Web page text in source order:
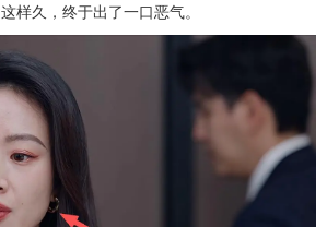
样久，终于出了一口恶气。